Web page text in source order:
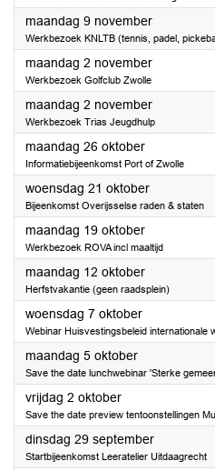
maandag 9 november2026
Werkbezoek KNLTB (tennis, padel,
maandag 2 november2026
Werkbezoek Golfclub Zwolle
maandag 2 november2026
Werkbezoek Trias Jeugdhulp
maandag 26 oktober2026
Informatiebijeenkomst Port of Zwolle
woensdag 21 oktober2026
Bijeenkomst Overijsselse raden & staten
maandag 19 oktober2026
Werkbezoek ROVA incl maaltijd
maandag 12 oktober2026
Herfstvakantie (geen raadsplein)
woensdag 7 oktober2026
Webinar Huisvestingsbeleid internationale
maandag 5 oktober2026
Save the date lunchwebinar 'Sterke
vrijdag 2 oktober2026
Save the date preview tentoonstellingen
dinsdag 29 september2026
Startbijeenkomst Leeratelier Uitdaagrecht